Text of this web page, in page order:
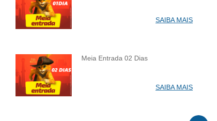
INFO
SAIBA MAIS
INFO
Meia Entrada 02 Dias
SAIBA MAIS